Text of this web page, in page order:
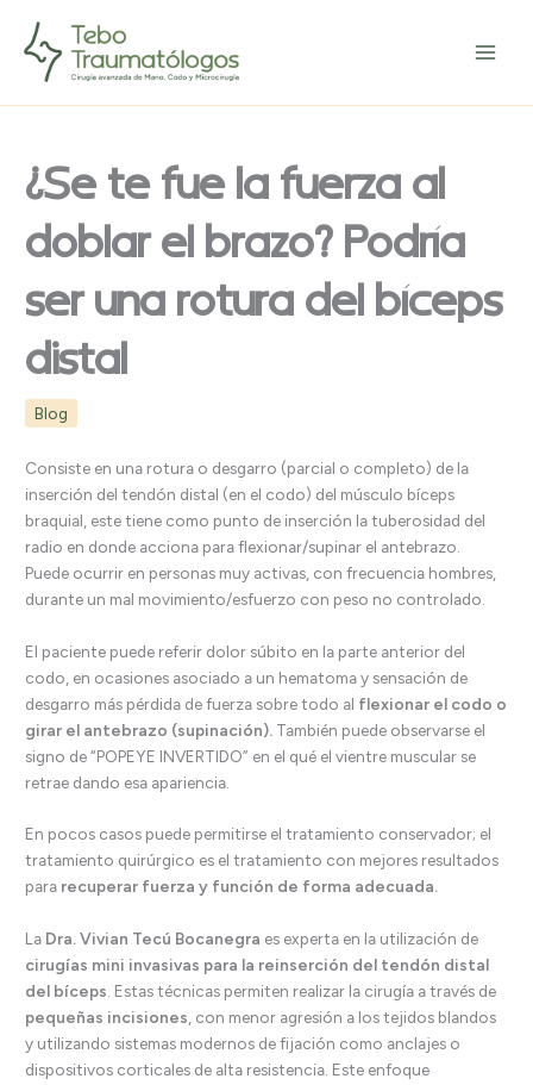
contenido
Menu
¿Se te fue la fuerza al
doblar el brazo? Podría
ser una rotura del bíceps
distal
Blog
Consiste en una rotura o desgarro (parcial o completo) de la
inserción del tendón distal (en el codo) del músculo bíceps
braquial, este tiene como punto de inserción la tuberosidad del
radio en donde acciona para flexionar/supinar el antebrazo.
Puede ocurrir en personas muy activas, con frecuencia hombres,
durante un mal movimiento/esfuerzo con peso no controlado.
El paciente puede referir dolor súbito en la parte anterior del
codo, en ocasiones asociado a un hematoma y sensación de
desgarro más pérdida de fuerza sobre todo al flexionar el codo o
girar el antebrazo (supinación). También puede observarse el
signo de “POPEYE INVERTIDO” en el qué el vientre muscular se
retrae dando esa apariencia.
En pocos casos puede permitirse el tratamiento conservador; el
tratamiento quirúrgico es el tratamiento con mejores resultados
para recuperar fuerza y función de forma adecuada.
La Dra. Vivian Tecú Bocanegra es experta en la utilización de
cirugías mini invasivas para la reinserción del tendón distal
del bíceps. Estas técnicas permiten realizar la cirugía a través de
pequeñas incisiones, con menor agresión a los tejidos blandos
y utilizando sistemas modernos de fijación como anclajes o
dispositivos corticales de alta resistencia. Este enfoque